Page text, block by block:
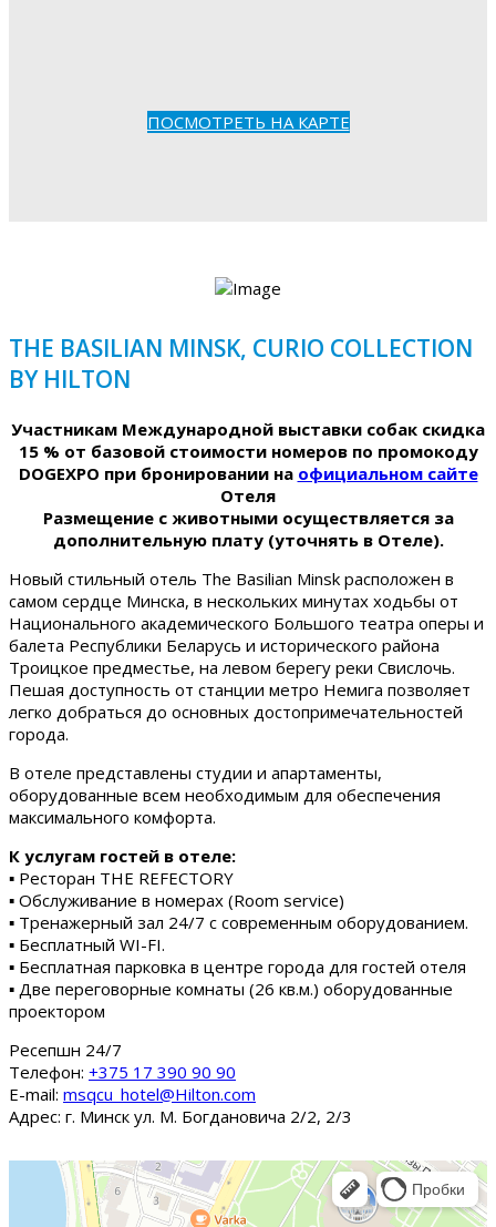
ПОСМОТРЕТЬ НА КАРТЕ
THE BASILIAN MINSK, CURIO COLLECTION
BY HILTON
Участникам Международной выставки собак скидка
15 % от базовой стоимости номеров по промокоду
DOGEXPO при бронировании на официальном сайте
Отеля
Размещение с животными осуществляется за
дополнительную плату (уточнять в Отеле).
Новый стильный отель The Basilian Minsk расположен в
самом сердце Минска, в нескольких минутах ходьбы от
Национального академического Большого театра оперы и
балета Республики Беларусь и исторического района
Троицкое предместье, на левом берегу реки Свислочь.
Пешая доступность от станции метро Немига позволяет
легко добраться до основных достопримечательностей
города.
В отеле представлены студии и апартаменты,
оборудованные всем необходимым для обеспечения
максимального комфорта.
К услугам гостей в отеле:
▪ Ресторан THE REFECTORY
▪ Обслуживание в номерах (Room service)
▪ Тренажерный зал 24/7 с современным оборудованием.
▪ Бесплатный WI-FI.
▪ Бесплатная парковка в центре города для гостей отеля
▪ Две переговорные комнаты (26 кв.м.) оборудованные
проектором
Ресепшн 24/7
Tелефон: +375 17 390 90 90
E-mail: msqcu_hotel@Hilton.com
Адрес: г. Минск ул. М. Богдановича 2/2, 2/3